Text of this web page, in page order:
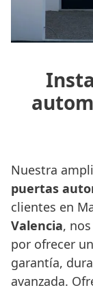
Nuestra
puertas
clientes en
Valencia,
por ofrecer
garantía,
avanzada.